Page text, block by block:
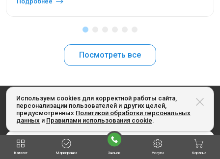
Посмотреть все
Используем cookies для корректной работы сайта,
персонализации пользователей и других целей,
предусмотренных Политикой обработки персональных
данных и Правилами использования cookie.
Получайте наши специальные предложения
первыми: подпишитесь на рассылку
Каталог Маркировка Звонок Услуги Корзина